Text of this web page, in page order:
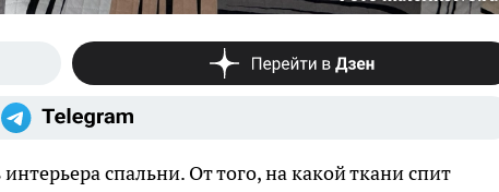
спальни. От того, на какой ткани спит